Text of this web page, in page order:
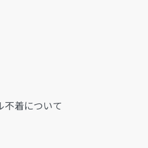
不着について